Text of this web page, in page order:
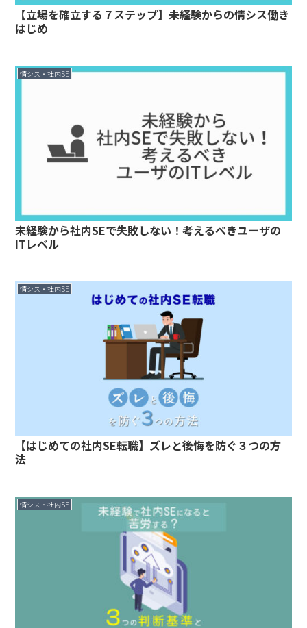
【立場を確立する７ステップ】未経験からの情シス働き
はじめ
情シス・社内SE
未経験から社内SEで失敗しない！考えるべきユーザの
ITレベル
情シス・社内SE
【はじめての社内SE転職】ズレと後悔を防ぐ３つの方
法
情シス・社内SE